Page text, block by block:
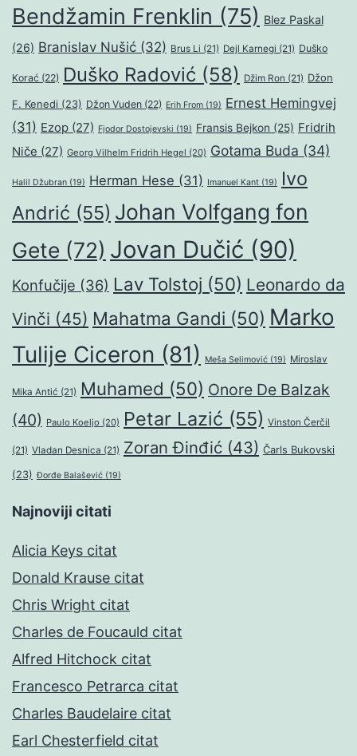
Bendžamin Frenklin (75) Blez Paskal
(26) Branislav Nušić (32) Brus Li (21) Dejl Karnegi (21) Duško
Korać (22) Duško Radović (58) Džim Ron (21) Džon
F. Kenedi (23) Džon Vuden (22) Erih From (19) Ernest Hemingvej
(31) Ezop (27) Fjodor Dostojevski (19) Fransis Bejkon (25) Fridrih
Niče (27) Georg Vilhelm Fridrih Hegel (20) Gotama Buda (34)
Halil Džubran (19) Herman Hese (31) Imanuel Kant (19)
Ivo
Andrić (55) Johan Volfgang fon
Gete (72) Jovan Dučić (90)
Konfučije (36) Lav Tolstoj (50) Leonardo da
Vinči (45) Mahatma Gandi (50) Marko
Tulije Ciceron (81) Meša Selimović (19) Miroslav
Mika Antić (21) Muhamed (50) Onore De Balzak
(40) Paulo Koeljo (20) Petar Lazić (55) Vinston Čerčil
(21) Vladan Desnica (21) Zoran Đinđić (43) Čarls Bukovski
(23) Đorđe Balašević (19)
Najnoviji citati
Alicia Keys citat
Donald Krause citat
Chris Wright citat
Charles de Foucauld citat
Alfred Hitchock citat
Francesco Petrarca citat
Charles Baudelaire citat
Earl Chesterfield citat